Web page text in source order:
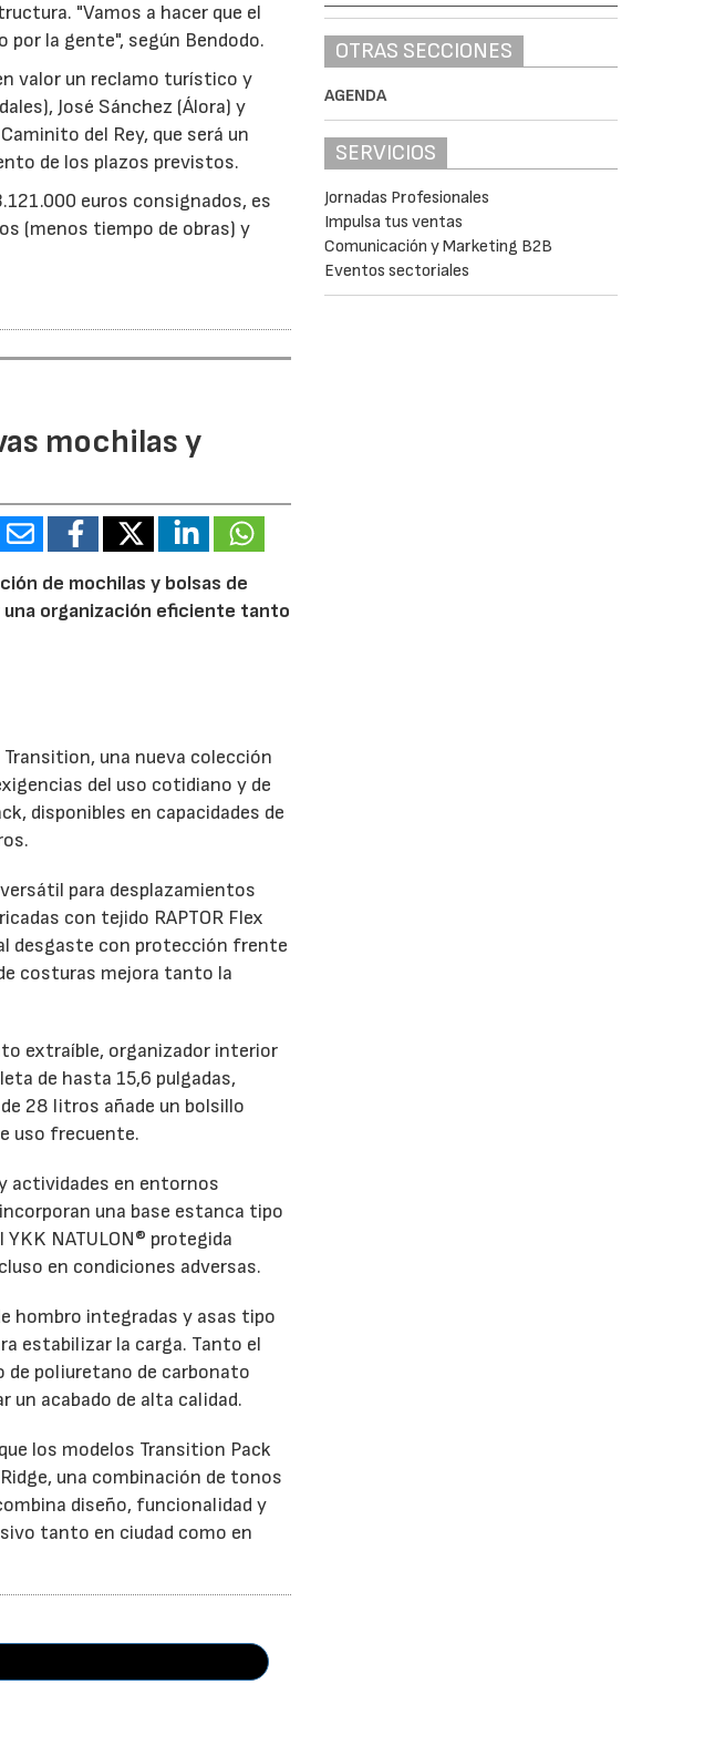
"Vamos a hacer que el
por la gente", según Bendodo.
valor un reclamo turístico y
José Sánchez (Álora) y
del Rey, que será un
de los plazos previstos.
euros consignados, es
(menos tiempo de obras) y
mochilas y
de mochilas y bolsas de
organización eficiente tanto
una nueva colección
del uso cotidiano y de
disponibles en capacidades de
para desplazamientos
con tejido RAPTOR Flex
desgaste con protección frente
costuras mejora tanto la
extraíble, organizador interior
de hasta 15,6 pulgadas,
28 litros añade un bolsillo
uso frecuente.
actividades en entornos
una base estanca tipo
NATULON® protegida
en condiciones adversas.
hombro integradas y asas tipo
estabilizar la carga. Tanto el
de poliuretano de carbonato
un acabado de alta calidad.
los modelos Transition Pack
una combinación de tonos
diseño, funcionalidad y
tanto en ciudad como en
OTRAS SECCIONES
AGENDA
SERVICIOS
Jornadas Profesionales
Impulsa tus ventas
Comunicación y Marketing B2B
Eventos sectoriales